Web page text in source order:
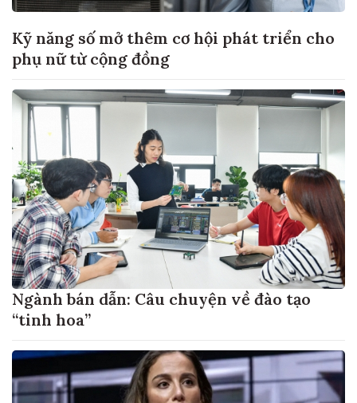
Kỹ năng số mở thêm cơ hội phát triển cho
phụ nữ từ cộng đồng
Ngành bán dẫn: Câu chuyện về đào tạo
“tinh hoa”